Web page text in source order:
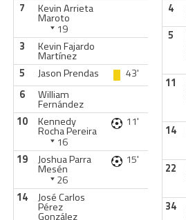
7
Kevin Arrieta
Maroto
19
3
Kevin Fajardo
Martínez
5
Jason Prendas
43'
6
William
Fernández
10
Kennedy
Rocha Pereira
16
11'
19 Joshua Parra
Mesén
26
15'
14 José Carlos
Pérez
González
4
5
11
14
22
34